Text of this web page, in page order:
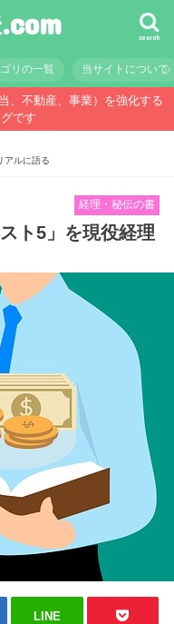
search
リの一覧 当サイトについて
、不動産、事業）を強化する
です
アルに語る
経理・秘伝の書
ト5」を現役経理
LINE